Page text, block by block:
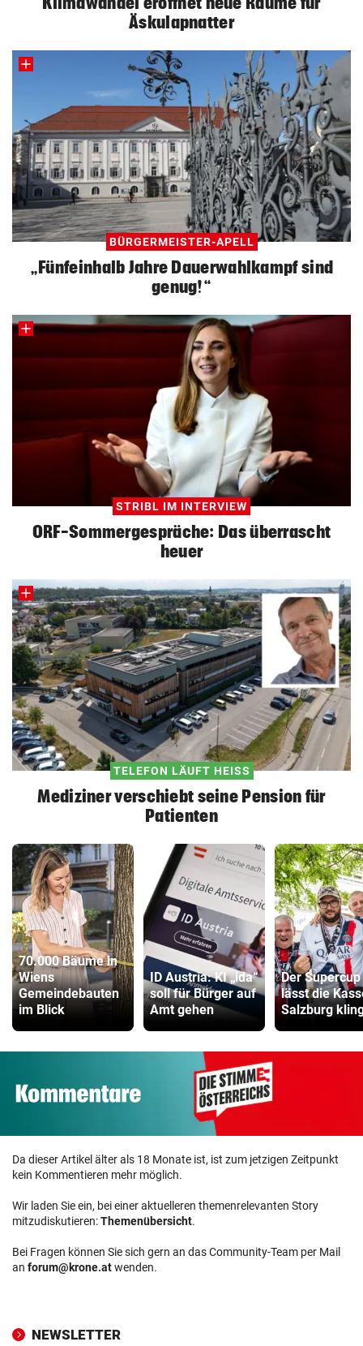
Äskulapnatter
BÜRGERMEISTER-APELL
„Fünfeinhalb Jahre Dauerwahlkampf sind
genug!“
STRIBL IM INTERVIEW
ORF-Sommergespräche: Das überrascht
heuer
TELEFON LÄUFT HEISS
Mediziner verschiebt seine Pension für
Patienten
70.000 Bäume in
Wiens
Gemeindebauten
im Blick
ID Austria: KI „ida“
soll für Bürger auf
Amt gehen
Der Supercup
lässt die
Salzburg
Da dieser Artikel älter als 18 Monate ist, ist zum jetzigen Zeitpunkt
kein Kommentieren mehr möglich.
Wir laden Sie ein, bei einer aktuelleren themenrelevanten Story
mitzudiskutieren:Themenübersicht.
Bei Fragen können Sie sich gern an das Community-Team per Mail
an forum@krone.atwenden.
NEWSLETTER